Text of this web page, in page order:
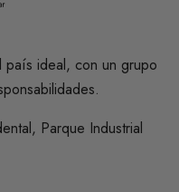
país ideal, con un grupo
Parque Industrial